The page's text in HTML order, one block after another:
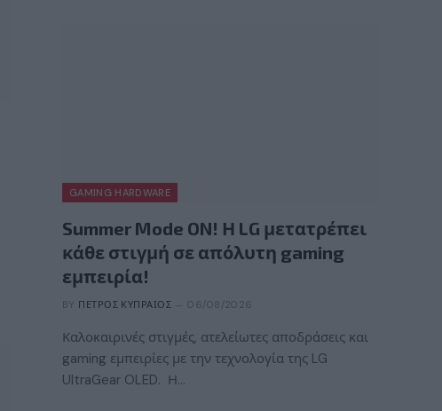
GAMING HARDWARE
Summer Mode ON! Η LG μετατρέπει
κάθε στιγμή σε απόλυτη gaming
εμπειρία!
BY ΠΈΤΡΟΣ ΚΥΠΡΑΊΟΣ 06/08/2026
Καλοκαιρινές στιγμές, ατελείωτες αποδράσεις και
gaming εμπειρίες με την τεχνολογία της LG
UltraGear OLED. Η…